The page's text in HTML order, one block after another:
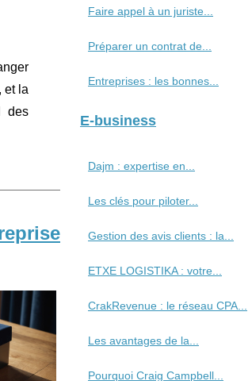
et la
des
Faire appel à un juriste...
Préparer un contrat de...
Entreprises : les bonnes...
E-business
Dajm : expertise en...
Les clés pour piloter...
Gestion des avis clients : la...
ETXE LOGISTIKA : votre...
CrakRevenue : le réseau CPA...
Les avantages de la...
Pourquoi Craig Campbell...